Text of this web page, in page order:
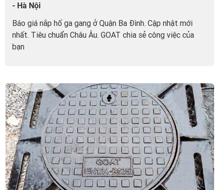
- Hà Nội
Báo giá nắp hố ga gang ở Quận Ba Đình. Cập nhật mới
nhất. Tiêu chuẩn Châu Âu. GOAT chia sẻ công việc của
bạn